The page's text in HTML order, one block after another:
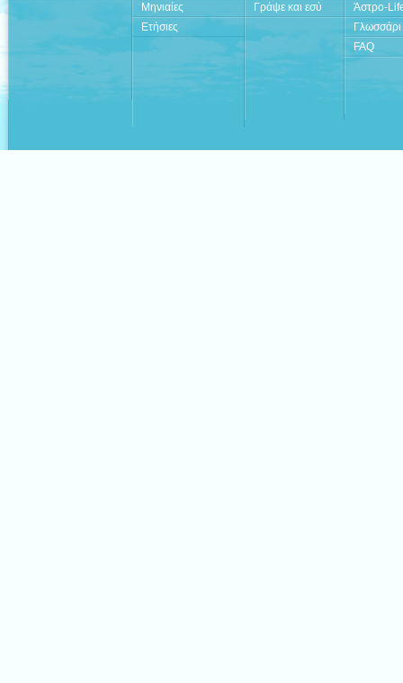
Μηνιαίες
Ετήσιες
Γράψε και εσύ
Άστρο-
Γλωσσάρι
FAQ